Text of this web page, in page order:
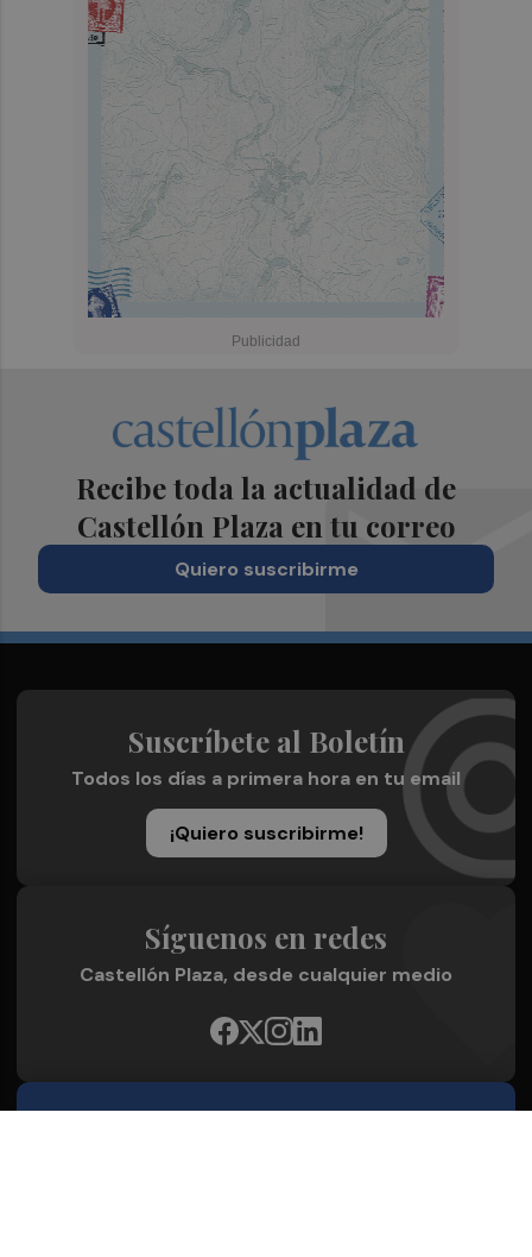
Recibe toda la actualidad de
Castellón Plaza en tu correo
Quiero suscribirme
Suscríbete al Boletín
Todos los días a primera hora en tu email
¡Quiero suscribirme!
Síguenos en redes
Castellón Plaza, desde cualquier medio